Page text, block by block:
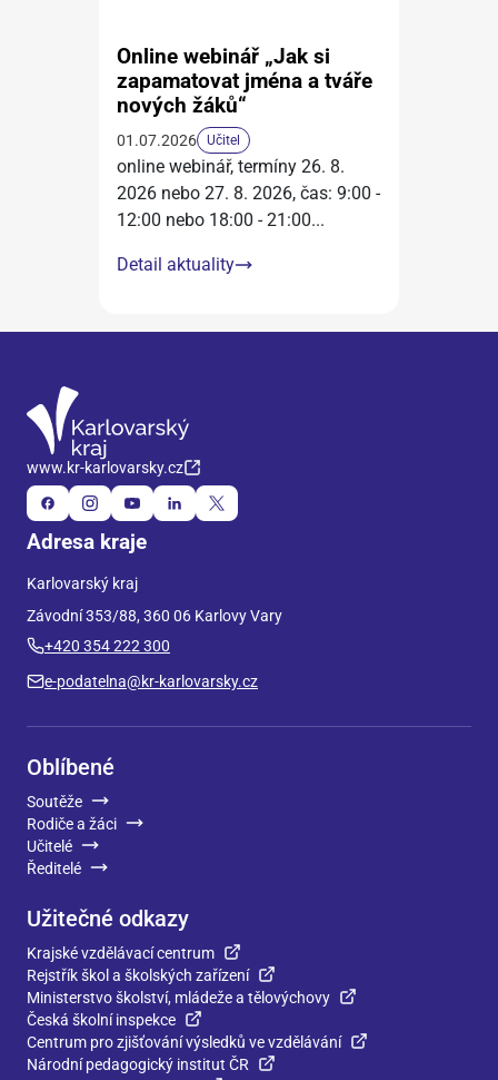
Online webinář „Jak si
zapamatovat jména a tváře
nových žáků“
01.07.2026 Učitel
online webinář, termíny 26. 8.
2026 nebo 27. 8. 2026, čas: 9:00 -
12:00 nebo 18:00 - 21:00...
Detail aktuality
www.kr-karlovarsky.cz
Adresa kraje
Karlovarský kraj
Závodní 353/88, 360 06 Karlovy Vary
+420 354 222 300
e-podatelna@kr-karlovarsky.cz
Oblíbené
Soutěže
Rodiče a žáci
Učitelé
Ředitelé
Užitečné odkazy
Krajské vzdělávací centrum
Rejstřík škol a školských zařízení
Ministerstvo školství, mládeže a tělovýchovy
Česká školní inspekce
Centrum pro zjišťování výsledků ve vzdělávání
Národní pedagogický institut ČR